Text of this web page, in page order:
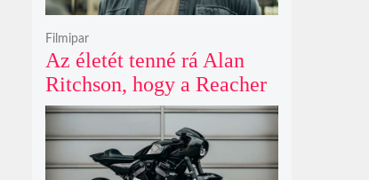
Az életét tenné rá Alan
Ritchson, hogy a Reacher
negyedik évada mindent
felülmúl
Filmipar